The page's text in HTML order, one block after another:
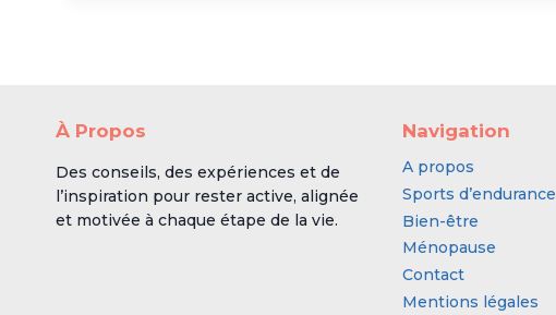
À Propos
Des conseils, des expériences et de
l’inspiration pour rester active, alignée
et motivée à chaque étape de la vie.
Navigation
A propos
Sports d’endurance
Bien-être
Ménopause
Contact
Mentions légales